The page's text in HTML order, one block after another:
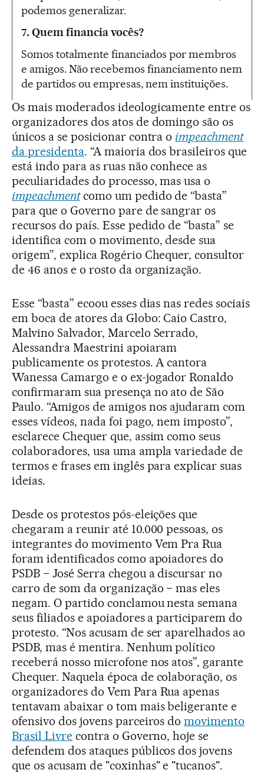
podemos generalizar.
7. Quem financia vocês?
Somos totalmente financiados por membros
e amigos. Não recebemos financiamento nem
de partidos ou empresas, nem instituições.
Os mais moderados ideologicamente entre os
organizadores dos atos de domingo são os
únicos a se posicionar contra o impeachment
da presidenta. “A maioria dos brasileiros que
está indo para as ruas não conhece as
peculiaridades do processo, mas usa o
impeachmentcomo um pedido de “basta”
para que o Governo pare de sangrar os
recursos do país. Esse pedido de “basta” se
identifica com o movimento, desde sua
origem”, explica Rogério Chequer, consultor
de 46 anos e o rosto da organização.
Esse “basta” ecoou esses dias nas redes sociais
em boca de atores da Globo: Caio Castro,
Malvino Salvador, Marcelo Serrado,
Alessandra Maestrini apoiaram
publicamente os protestos. A cantora
Wanessa Camargo e o ex-jogador Ronaldo
confirmaram sua presença no ato de São
Paulo. “Amigos de amigos nos ajudaram com
esses vídeos, nada foi pago, nem imposto”,
esclarece Chequer que, assim como seus
colaboradores, usa uma ampla variedade de
termos e frases em inglês para explicar suas
ideias.
Desde os protestos pós-eleições que
chegaram a reunir até 10.000 pessoas, os
integrantes do movimento Vem Pra Rua
foram identificados como apoiadores do
PSDB – José Serra chegou a discursar no
carro de som da organização – mas eles
negam. O partido conclamou nesta semana
seus filiados e apoiadores a participarem do
protesto. “Nos acusam de ser aparelhados ao
PSDB, mas é mentira. Nenhum político
receberá nosso microfone nos atos”, garante
Chequer. Naquela época de colaboração, os
organizadores do Vem Para Rua apenas
tentavam abaixar o tom mais beligerante e
ofensivo dos jovens parceiros domovimento
Brasil Livrecontra o Governo, hoje se
defendem dos ataques públicos dos jovens
que os acusam de "coxinhas" e "tucanos".